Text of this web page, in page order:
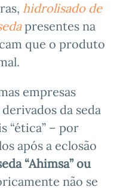
hidrolisado de
presentes na
que o produto
empresas
da seda
“ética” – por
após a eclosão
“Ahimsa” ou
não se